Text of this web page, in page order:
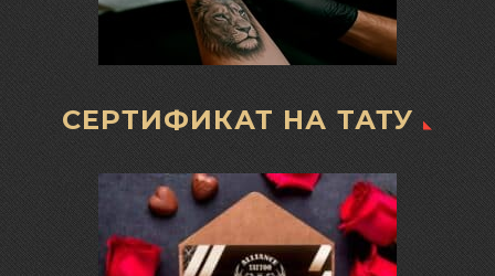
СЕРТИФИКАТ НА ТАТУ